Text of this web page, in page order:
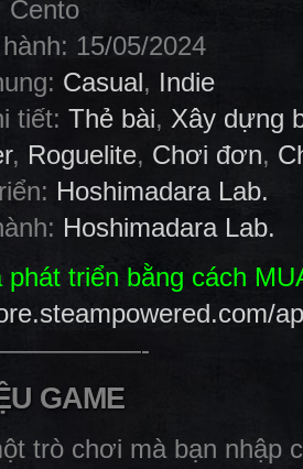
Cento
15/05/2024
Casual, Indie
tiết: Thẻ bài, Xây dựng
, Roguelite, Chơi đơn,
Hoshimadara Lab.
Hoshimadara Lab.
phát triển bằng cách
GAME
trò chơi mà bạn nhập